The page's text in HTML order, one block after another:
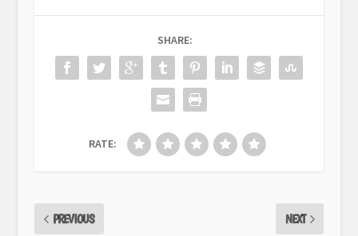
SHARE:
RATE:
PREVIOUS NEXT